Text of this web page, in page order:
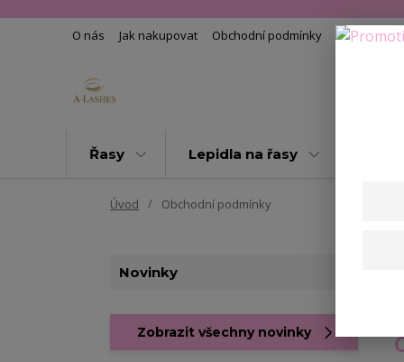
O nás Jak nakupovat Obchodní podmínky Kontakty
Řasy Lepidla na řasy
Úvod Obchodní podmínky
Novinky
Zobrazit všechny novinky